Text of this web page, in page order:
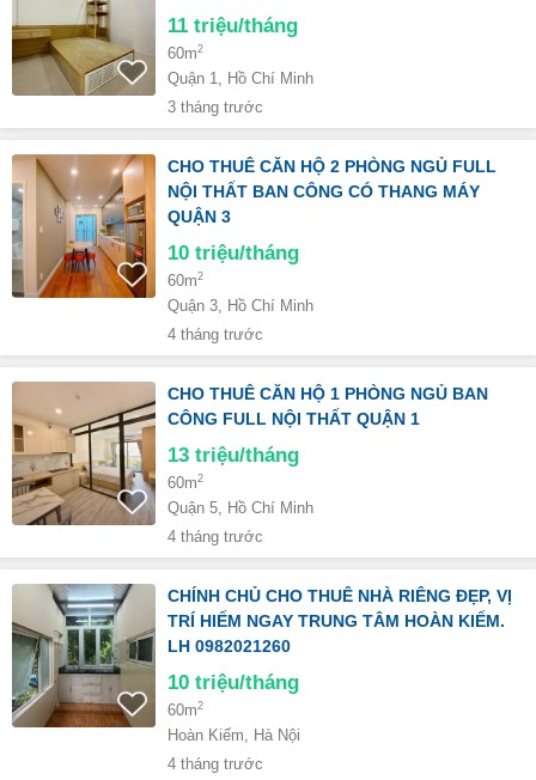
11 triệu/tháng
60m2
Quận 1, Hồ Chí Minh
3 tháng trước
CHO THUÊ CĂN HỘ 2 PHÒNG NGỦ FULL
NỘI THẤT BAN CÔNG CÓ THANG MÁY
QUẬN 3
10 triệu/tháng
60m2
Quận 3, Hồ Chí Minh
4 tháng trước
CHO THUÊ CĂN HỘ 1 PHÒNG NGỦ BAN
CÔNG FULL NỘI THẤT QUẬN 1
13 triệu/tháng
60m2
Quận 5, Hồ Chí Minh
4 tháng trước
CHÍNH CHỦ CHO THUÊ NHÀ RIÊNG ĐẸP, VỊ
TRÍ HIẾM NGAY TRUNG TÂM HOÀN KIẾM.
LH 0982021260
10 triệu/tháng
60m2
Hoàn Kiếm, Hà Nội
4 tháng trước